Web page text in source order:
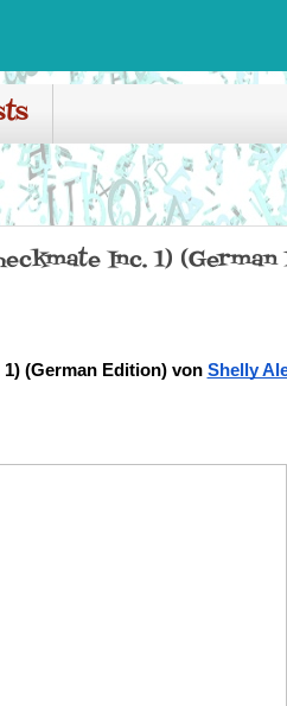
Inc. 1)
(German Edition) von Shelly